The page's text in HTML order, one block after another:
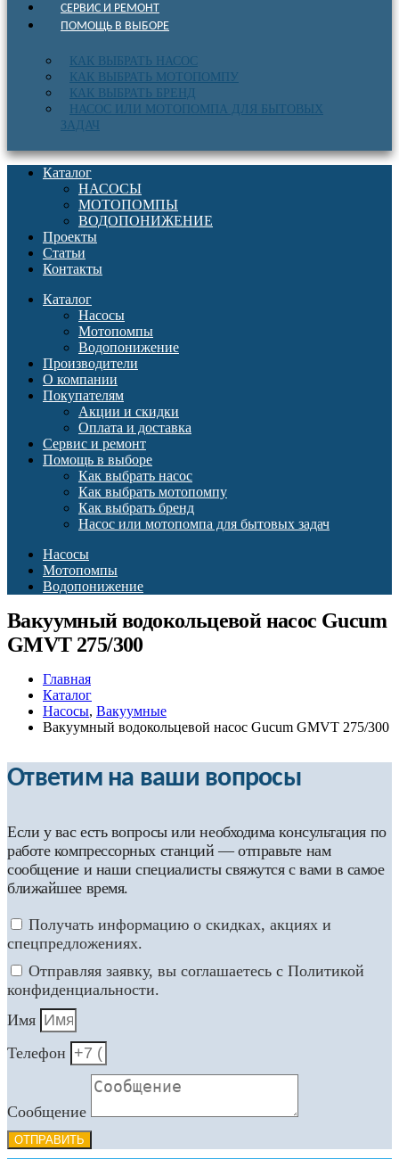
СЕРВИС И РЕМОНТ
ПОМОЩЬ В ВЫБОРЕ
КАК ВЫБРАТЬ НАСОС
КАК ВЫБРАТЬ МОТОПОМПУ
КАК ВЫБРАТЬ БРЕНД
НАСОС ИЛИ МОТОПОМПА ДЛЯ БЫТОВЫХ
ЗАДАЧ
Каталог
НАСОСЫ
МОТОПОМПЫ
ВОДОПОНИЖЕНИЕ
Проекты
Статьи
Контакты
Каталог
Насосы
Мотопомпы
Водопонижение
Производители
О компании
Покупателям
Акции и скидки
Оплата и доставка
Сервис и ремонт
Помощь в выборе
Как выбрать насос
Как выбрать мотопомпу
Как выбрать бренд
Насос или мотопомпа для бытовых задач
Насосы
Мотопомпы
Водопонижение
Вакуумный водокольцевой насос Gucum
GMVT 275/300
Главная
Каталог
Насосы, Вакуумные
Вакуумный водокольцевой насос Gucum GMVT 275/300
Ответим на ваши вопросы
Если у вас есть вопросы или необходима консультация по
работе компрессорных станций — отправьте нам
сообщение и наши специалисты свяжутся с вами в самое
ближайшее время.
Получать информацию о скидках, акциях и
спецпредложениях.
Отправляя заявку, вы соглашаетесь с Политикой
конфиденциальности.
Имя
Телефон
Сообщение
ОТПРАВИТЬ